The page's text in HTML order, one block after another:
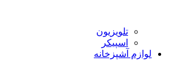
تلویزیون
اسپیکر
لوازم آشپزخانه